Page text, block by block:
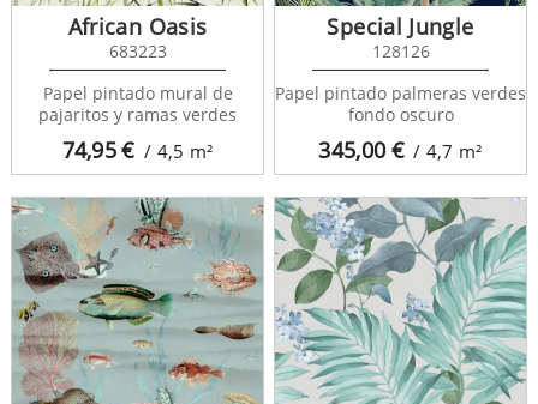
74,95€ / 4,5 m²
African Oasis
683223
Papel pintado mural de
pajaritos y ramas verdes
345,00€ / 4,7 m²
Special Jungle
128126
Papel pintado palmeras verdes
fondo oscuro